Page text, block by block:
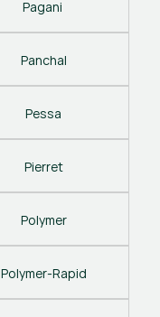
Pagani
Panchal
Pessa
Pierret
Polymer
Polymer-Rapid